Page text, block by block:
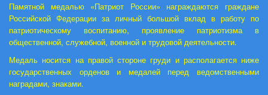
Памятной медалью «Патриот России» награждаются граждане
Российской Федерации за личный большой вклад в работу по
патриотическому воспитанию, проявление патриотизма в
общественной, служебной, военной и трудовой деятельности.
Медаль носится на правой стороне груди и располагается ниже
государственных орденов и медалей перед ведомственными
наградами, знаками.